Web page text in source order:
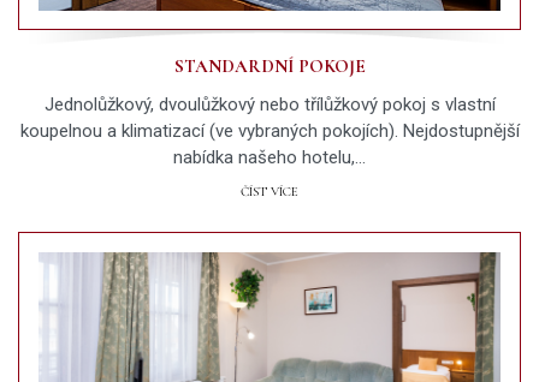
STANDARDNÍ POKOJE
Jednolůžkový, dvoulůžkový nebo třílůžkový pokoj s vlastní
koupelnou a klimatizací (ve vybraných pokojích). Nejdostupnější
nabídka našeho hotelu,…
ČÍST VÍCE